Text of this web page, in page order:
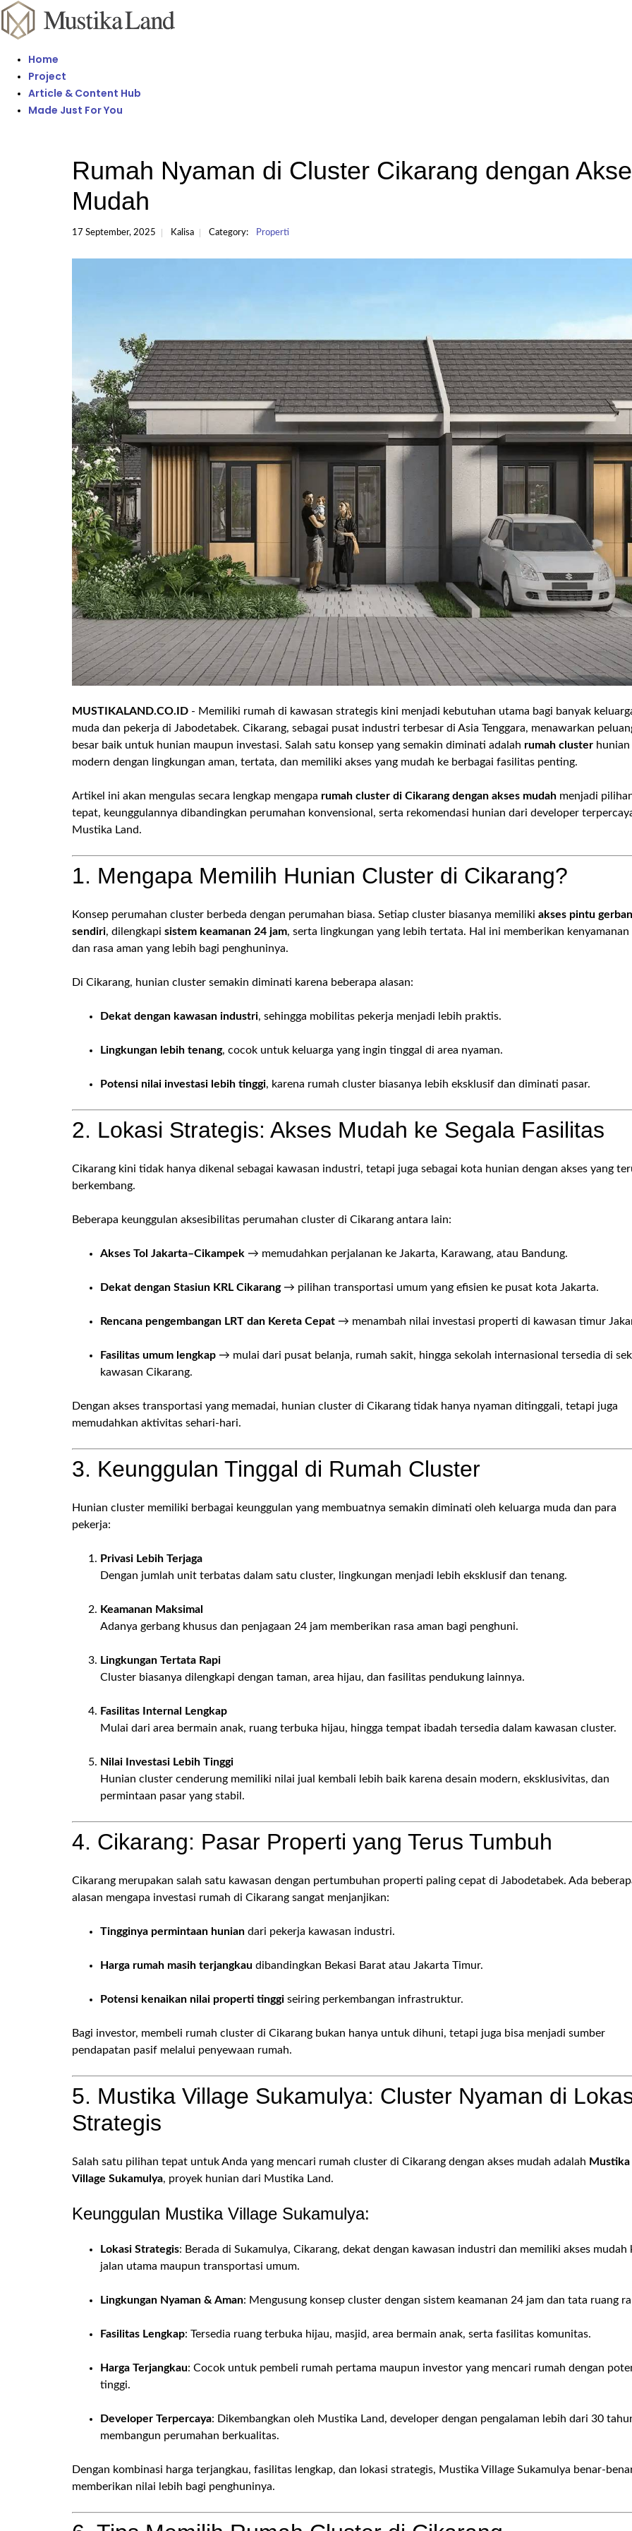
Home
Project
Article & Content Hub
Made Just For You
Rumah Nyaman di Cluster Cikarang dengan
Mudah
17 September, 2025 Kalisa Category: Properti
MUSTIKALAND.CO.ID - Memiliki rumah di kawasan strategis kini menjadi kebutuhan utama bagi banyak
muda dan pekerja di Jabodetabek. Cikarang, sebagai pusat industri terbesar di Asia Tenggara, menawarkan
besar baik untuk hunian maupun investasi. Salah satu konsep yang semakin diminati adalah rumah cluster hunian
modern dengan lingkungan aman, tertata, dan memiliki akses yang mudah ke berbagai fasilitas penting.
Artikel ini akan mengulas secara lengkap mengapa rumah cluster di Cikarang dengan akses mudah menjadi
tepat, keunggulannya dibandingkan perumahan konvensional, serta rekomendasi hunian dari developer
Mustika Land.
1. Mengapa Memilih Hunian Cluster di Cikarang?
Konsep perumahan cluster berbeda dengan perumahan biasa. Setiap cluster biasanya memiliki akses pintu
sendiri, dilengkapi sistem keamanan 24 jam, serta lingkungan yang lebih tertata. Hal ini memberikan kenyamanan
dan rasa aman yang lebih bagi penghuninya.
Di Cikarang, hunian cluster semakin diminati karena beberapa alasan:
Dekat dengan kawasan industri, sehingga mobilitas pekerja menjadi lebih praktis.
Lingkungan lebih tenang, cocok untuk keluarga yang ingin tinggal di area nyaman.
Potensi nilai investasi lebih tinggi, karena rumah cluster biasanya lebih eksklusif dan diminati pasar.
2. Lokasi Strategis: Akses Mudah ke Segala Fasilitas
Cikarang kini tidak hanya dikenal sebagai kawasan industri, tetapi juga sebagai kota hunian dengan akses yang
berkembang.
Beberapa keunggulan aksesibilitas perumahan cluster di Cikarang antara lain:
Akses Tol Jakarta–Cikampek → memudahkan perjalanan ke Jakarta, Karawang, atau Bandung.
Dekat dengan Stasiun KRL Cikarang→ pilihan transportasi umum yang efisien ke pusat kota Jakarta.
Rencana pengembangan LRT dan Kereta Cepat → menambah nilai investasi properti di kawasan timur
Fasilitas umum lengkap → mulai dari pusat belanja, rumah sakit, hingga sekolah internasional tersedia di
kawasan Cikarang.
Dengan akses transportasi yang memadai, hunian cluster di Cikarang tidak hanya nyaman ditinggali, tetapi juga
memudahkan aktivitas sehari-hari.
3. Keunggulan Tinggal di Rumah Cluster
Hunian cluster memiliki berbagai keunggulan yang membuatnya semakin diminati oleh keluarga muda dan para
pekerja:
Privasi Lebih Terjaga
Dengan jumlah unit terbatas dalam satu cluster, lingkungan menjadi lebih eksklusif dan tenang.
Keamanan Maksimal
Adanya gerbang khusus dan penjagaan 24 jam memberikan rasa aman bagi penghuni.
Lingkungan Tertata Rapi
Cluster biasanya dilengkapi dengan taman, area hijau, dan fasilitas pendukung lainnya.
Fasilitas Internal Lengkap
Mulai dari area bermain anak, ruang terbuka hijau, hingga tempat ibadah tersedia dalam kawasan cluster.
Nilai Investasi Lebih Tinggi
Hunian cluster cenderung memiliki nilai jual kembali lebih baik karena desain modern, eksklusivitas, dan
permintaan pasar yang stabil.
4. Cikarang: Pasar Properti yang Terus Tumbuh
Cikarang merupakan salah satu kawasan dengan pertumbuhan properti paling cepat di Jabodetabek. Ada
alasan mengapa investasi rumah di Cikarang sangat menjanjikan:
Tingginya permintaan hunian dari pekerja kawasan industri.
Harga rumah masih terjangkau dibandingkan Bekasi Barat atau Jakarta Timur.
Potensi kenaikan nilai properti tinggi seiring perkembangan infrastruktur.
Bagi investor, membeli rumah cluster di Cikarang bukan hanya untuk dihuni, tetapi juga bisa menjadi sumber
pendapatan pasif melalui penyewaan rumah.
5. Mustika Village Sukamulya: Cluster Nyaman di
Strategis
Salah satu pilihan tepat untuk Anda yang mencari rumah cluster di Cikarang dengan akses mudah adalah Mustika
Village Sukamulya, proyek hunian dari Mustika Land.
Keunggulan Mustika Village Sukamulya:
Lokasi Strategis: Berada di Sukamulya, Cikarang, dekat dengan kawasan industri dan memiliki akses mudah
jalan utama maupun transportasi umum.
Lingkungan Nyaman & Aman: Mengusung konsep cluster dengan sistem keamanan 24 jam dan tata ruang
Fasilitas Lengkap: Tersedia ruang terbuka hijau, masjid, area bermain anak, serta fasilitas komunitas.
Harga Terjangkau: Cocok untuk pembeli rumah pertama maupun investor yang mencari rumah dengan
tinggi.
Developer Terpercaya: Dikembangkan oleh Mustika Land, developer dengan pengalaman lebih dari 30
membangun perumahan berkualitas.
Dengan kombinasi harga terjangkau, fasilitas lengkap, dan lokasi strategis, Mustika Village Sukamulya benar-
memberikan nilai lebih bagi penghuninya.